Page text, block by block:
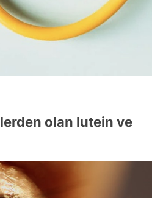
olan lutein ve